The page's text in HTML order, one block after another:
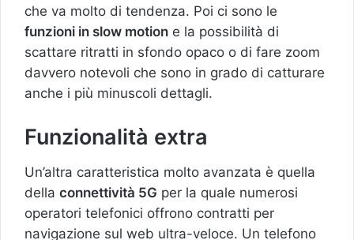
che va molto di tendenza. Poi ci sono le
funzioni in slow motion e la possibilità di
scattare ritratti in sfondo opaco o di fare zoom
davvero notevoli che sono in grado di catturare
anche i più minuscoli dettagli.
Funzionalità extra
Un’altra caratteristica molto avanzata è quella
della connettività 5G per la quale numerosi
operatori telefonici offrono contratti per
navigazione sul web ultra-veloce. Un telefono